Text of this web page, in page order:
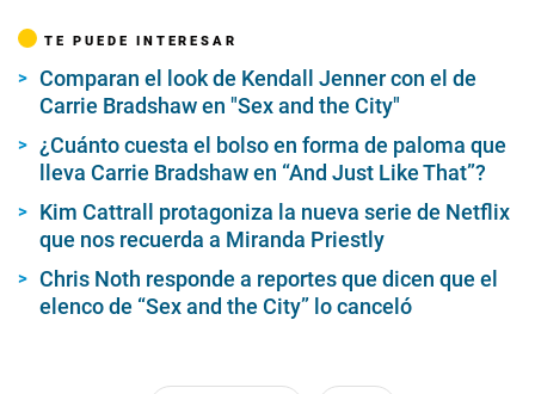
TE PUEDE INTERESAR
Comparan el look de Kendall Jenner con el de
Carrie Bradshaw en "Sex and the City"
¿Cuánto cuesta el bolso en forma de paloma que
lleva Carrie Bradshaw en “And Just Like That”?
Kim Cattrall protagoniza la nueva serie de Netflix
que nos recuerda a Miranda Priestly
Chris Noth responde a reportes que dicen que el
elenco de “Sex and the City” lo canceló